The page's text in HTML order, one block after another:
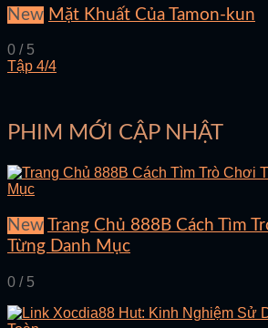
New Mặt Khuất Của Tamon-kun
0 / 5
Tập 4/4
PHIM MỚI CẬP NHẬT
New Trang Chủ 888B Cách Tìm
Từng Danh Mục
0 / 5